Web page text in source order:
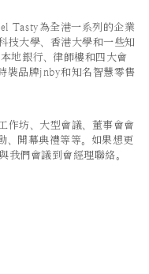
Tasty為全港一系列的企業
技大學、香港大學和一些知
地銀行、律師樓和四大會
裝品牌jnby和知名智慧零售
作坊、大型會議、董事會會
、開幕典禮等等。如果想更
我們會議到會經理聯絡。